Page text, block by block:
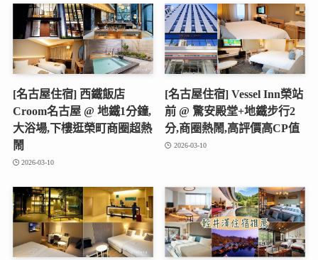
[名古屋住宿] 西鐵飯店
Croom名古屋 @ 地鐵1分鐘,
大浴場,下樓逛榮町商圈超熱
鬧
2026-03-10
[名古屋住宿] Vessel Inn榮站
前 @ 驚安殿堂+地鐵步行2
分,商圈熱鬧,高評價高CP值
2026-03-10